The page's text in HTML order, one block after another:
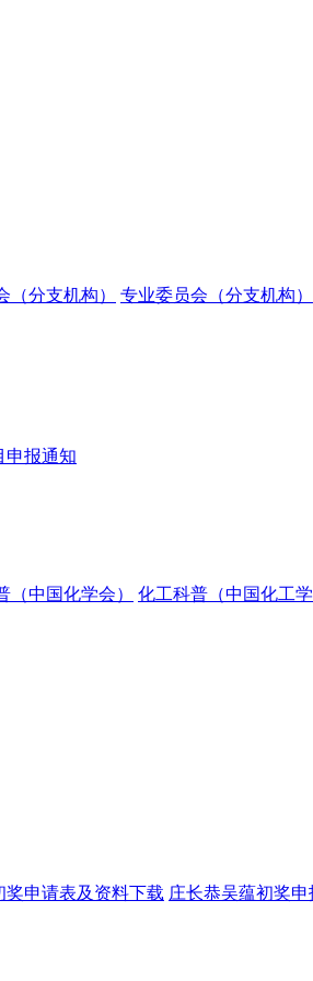
（分支机构）
专业委员会（分支机构）
申报通知
（中国化学会）
化工科普（中国化工学
奖申请表及资料下载 庄长恭吴蕴初奖